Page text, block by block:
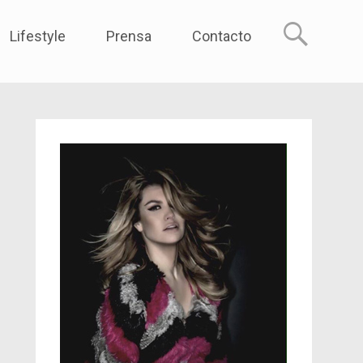
Lifestyle Prensa Contacto